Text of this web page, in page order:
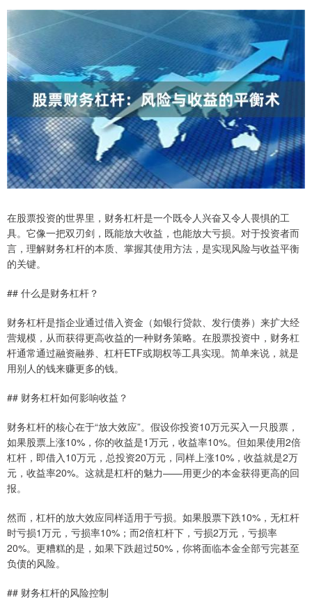
在股票投资的世界里，财务杠杆是一个既令人兴奋又令人畏惧的工
具。它像一把双刃剑，既能放大收益，也能放大亏损。对于投资者而
言，理解财务杠杆的本质、掌握其使用方法，是实现风险与收益平衡
的关键。
## 什么是财务杠杆？
财务杠杆是指企业通过借入资金（如银行贷款、发行债券）来扩大经
营规模，从而获得更高收益的一种财务策略。在股票投资中，财务杠
杆通常通过融资融券、杠杆ETF或期权等工具实现。简单来说，就是
用别人的钱来赚更多的钱。
## 财务杠杆如何影响收益？
财务杠杆的核心在于“放大效应”。假设你投资10万元买入一只股票，
如果股票上涨10%，你的收益是1万元，收益率10%。但如果使用2倍
杠杆，即借入10万元，总投资20万元，同样上涨10%，收益就是2万
元，收益率20%。这就是杠杆的魅力——用更少的本金获得更高的回
报。
然而，杠杆的放大效应同样适用于亏损。如果股票下跌10%，无杠杆
时亏损1万元，亏损率10%；而2倍杠杆下，亏损2万元，亏损率
20%。更糟糕的是，如果下跌超过50%，你将面临本金全部亏完甚至
负债的风险。
## 财务杠杆的风险控制